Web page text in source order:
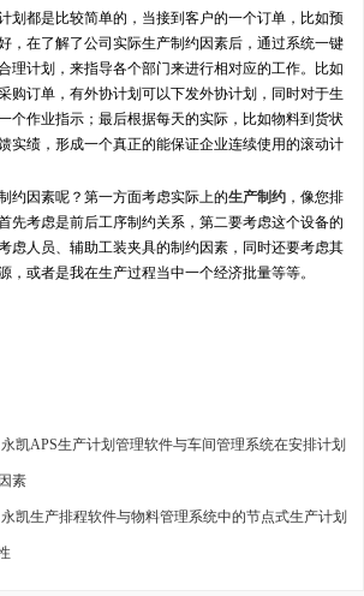
都是比较简单的，当接到客户的一个订单，比如预
，在了解了公司实际生产制约因素后，通过系统一键
理计划，来指导各个部门来进行相对应的工作。比如
购订单，有外协计划可以下发外协计划，同时对于生
个作业指示；最后根据每天的实际，比如物料到货状
实绩，形成一个真正的能保证企业连续使用的滚动计
因素呢？第一方面考虑实际上的生产制约 ，像您排
先考虑是前后工序制约关系，第二要考虑这个设备的
虑人员、辅助工装夹具的制约因素，同时还要考虑其
，或者是我在生产过程当中一个经济批量等等。
凯APS生产计划管理软件与车间管理系统在安排计划
素
凯生产排程软件与物料管理系统中的节点式生产计划